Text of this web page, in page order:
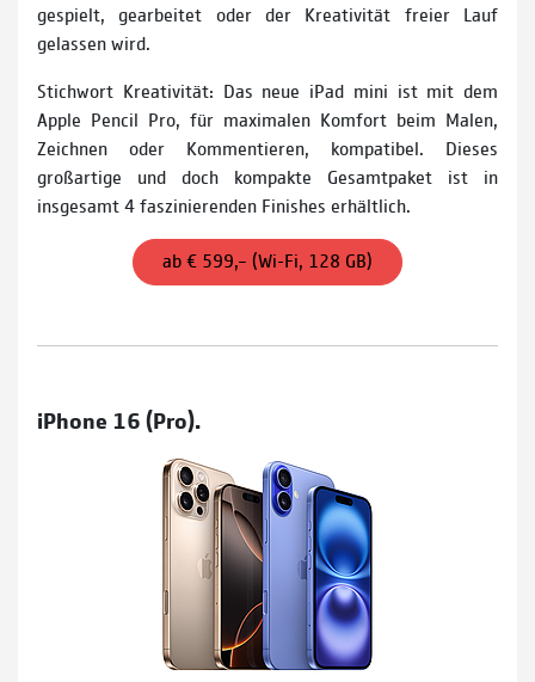
gespielt, gearbeitet oder der Kreativität freier Lauf
gelassen wird.
Stichwort Kreativität: Das neue iPad mini ist mit dem
Apple Pencil Pro, für maximalen Komfort beim Malen,
Zeichnen oder Kommentieren, kompatibel. Dieses
großartige und doch kompakte Gesamtpaket ist in
insgesamt 4 faszinierenden Finishes erhältlich.
ab € 599,– (Wi-Fi, 128 GB)
iPhone 16 (Pro).